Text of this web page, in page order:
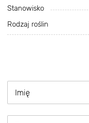
Stanowisko
Rodzaj roślin